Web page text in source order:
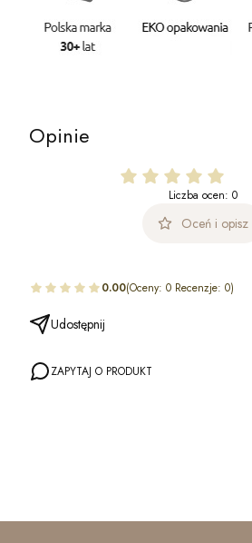
Opinie
Liczba ocen: 0
Oceń i opisz
0.00(Oceny: 0 Recenzje: 0)
Udostępnij
ZAPYTAJ O PRODUKT